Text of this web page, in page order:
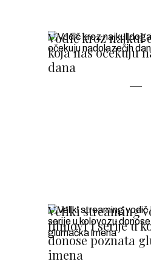
Vodič kroz najkul
koja nas očekuju
dana
Veliki streaming
filmovi i serije u
donose poznata
imena